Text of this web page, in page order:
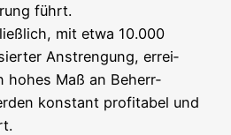
führt.
mit etwa 10.000
Anstren­gung, errei­
hohes Maß an Beherr­
kon­stant pro­fi­ta­bel und